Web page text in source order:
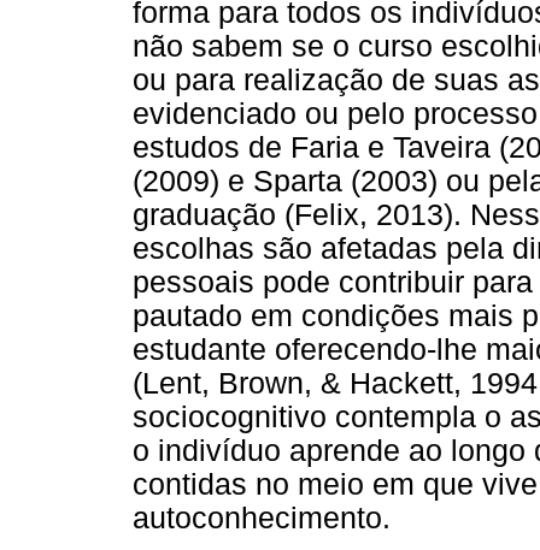
forma para todos os
não sabem se o curso
ou para realização de suas
evidenciado ou pelo
estudos de Faria e Taveira
(2009) e Sparta (2003) ou
graduação (Felix, 2013).
escolhas são afetadas pela
pessoais pode contribuir
pautado em condições mais
estudante oferecendo-lhe
(Lent, Brown, & Hackett,
sociocognitivo contempla o
o indivíduo aprende ao
contidas no meio em que
autoconhecimento.